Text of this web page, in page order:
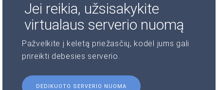
Jei reikia, užsisakykite
virtualaus serverio nuomą
Pažvelkite į keletą priežasčių, kodėl jums gali
prireikti debesies serverio.
DEDIKUOTO SERVERIO NUOMA